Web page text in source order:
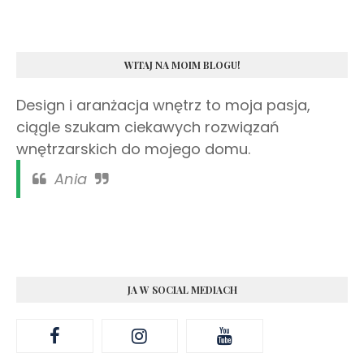
WITAJ NA MOIM BLOGU!
Design i aranżacja wnętrz to moja pasja,
ciągle szukam ciekawych rozwiązań
wnętrzarskich do mojego domu.
Ania
JA W SOCIAL MEDIACH